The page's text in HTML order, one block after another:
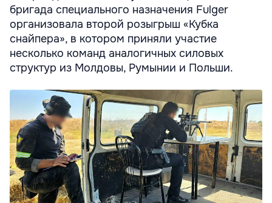
бригада специального назначения Fulger
организовала второй розыгрыш «Кубка
снайпера», в котором приняли участие
несколько команд аналогичных силовых
структур из Молдовы, Румынии и Польши.